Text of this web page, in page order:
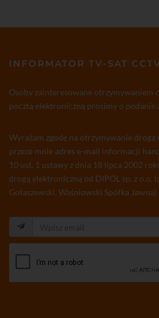
INFORMATOR TV-SAT
Osoby zainteresowane otrzymywaniem
pocztą elektroniczną prosimy o podanie
Wyrażam zgodę na otrzymywanie drogą
przeze mnie adres e-mail informacji
10 ust. 1 ustawy z dnia 18 lipca 2002
drogą elektroniczną od DIPOL sp. z o.o.
Gołaszewski, Waśniowski Spółka Jawna)